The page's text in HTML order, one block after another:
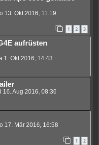
13. Okt 2016, 11:19
1 2 3
aufrüsten
1. Okt 2016, 14:43
16. Aug 2016, 08:36
17. Mär 2016, 16:58
1 2